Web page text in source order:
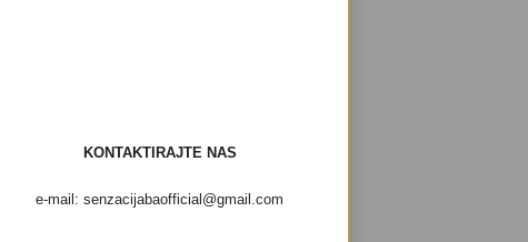
KONTAKTIRAJTE NAS
e-mail: senzacijabaofficial@gmail.com